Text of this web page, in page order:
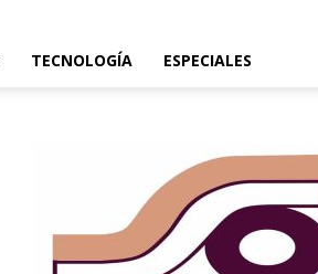
TECNOLOGÍA ESPECIALES